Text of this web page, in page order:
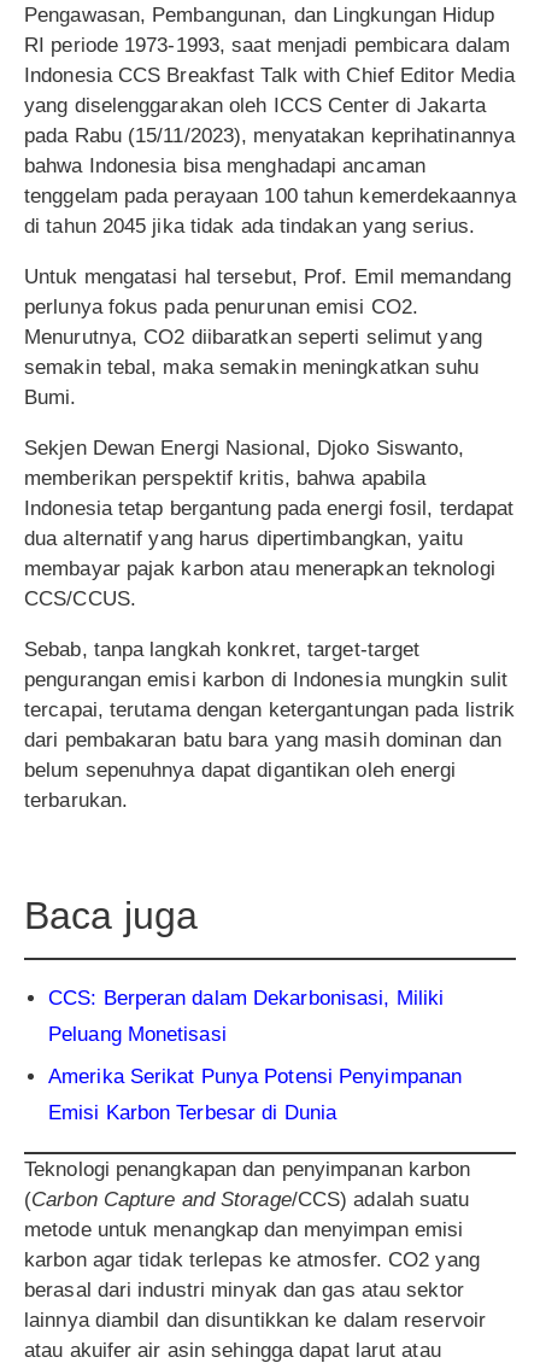
Pengawasan, Pembangunan, dan Lingkungan Hidup
RI periode 1973-1993, saat menjadi pembicara dalam
Indonesia CCS Breakfast Talk with Chief Editor Media
yang diselenggarakan oleh ICCS Center di Jakarta
pada Rabu (15/11/2023), menyatakan keprihatinannya
bahwa Indonesia bisa menghadapi ancaman
tenggelam pada perayaan 100 tahun kemerdekaannya
di tahun 2045 jika tidak ada tindakan yang serius.
Untuk mengatasi hal tersebut, Prof. Emil memandang
perlunya fokus pada penurunan emisi CO2.
Menurutnya, CO2 diibaratkan seperti selimut yang
semakin tebal, maka semakin meningkatkan suhu
Bumi.
Sekjen Dewan Energi Nasional, Djoko Siswanto,
memberikan perspektif kritis, bahwa apabila
Indonesia tetap bergantung pada energi fosil, terdapat
dua alternatif yang harus dipertimbangkan, yaitu
membayar pajak karbon atau menerapkan teknologi
CCS/CCUS.
Sebab, tanpa langkah konkret, target-target
pengurangan emisi karbon di Indonesia mungkin sulit
tercapai, terutama dengan ketergantungan pada listrik
dari pembakaran batu bara yang masih dominan dan
belum sepenuhnya dapat digantikan oleh energi
terbarukan.
Baca juga
CCS: Berperan dalam Dekarbonisasi, Miliki
Peluang Monetisasi
Amerika Serikat Punya Potensi Penyimpanan
Emisi Karbon Terbesar di Dunia
Teknologi penangkapan dan penyimpanan karbon
(Carbon Capture and Storage/CCS) adalah suatu
metode untuk menangkap dan menyimpan emisi
karbon agar tidak terlepas ke atmosfer. CO2 yang
berasal dari industri minyak dan gas atau sektor
lainnya diambil dan disuntikkan ke dalam reservoir
atau akuifer air asin sehingga dapat larut atau